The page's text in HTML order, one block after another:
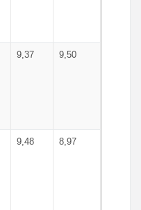
9,37 9,50
9,48 8,97